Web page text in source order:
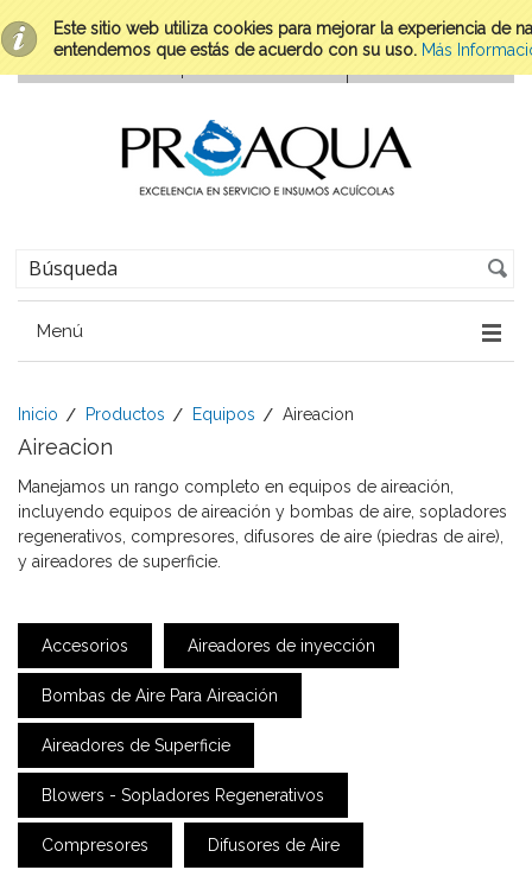
Este sitio web utiliza cookies para mejorar la experiencia de
entendemos que estás de acuerdo con su uso. Más
Menú
Inicio Productos Equipos Aireacion
Aireacion
Manejamos un rango completo en equipos de aireación,
incluyendo equipos de aireación y bombas de aire, sopladores
regenerativos, compresores, difusores de aire (piedras de aire),
y aireadores de superficie.
Accesorios Aireadores de inyección
Bombas de Aire Para Aireación
Aireadores de Superficie
Blowers - Sopladores Regenerativos
Compresores Difusores de Aire